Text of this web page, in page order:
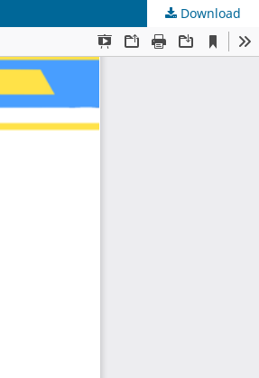
Download